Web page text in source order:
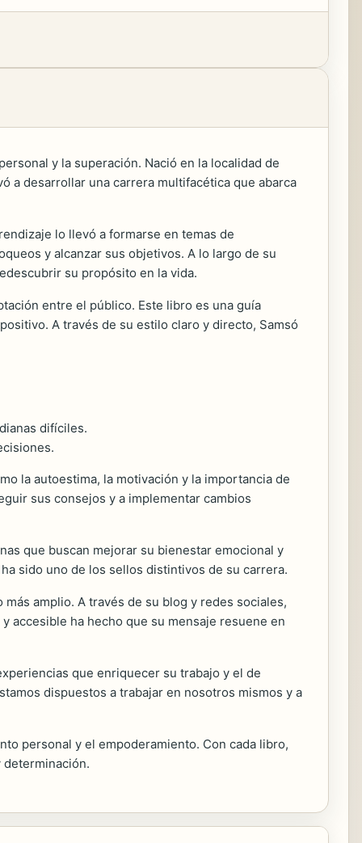
y la superación. Nació en la localidad de
a desarrollar una carrera multifacética que abarca
lo llevó a formarse en temas de
y alcanzar sus objetivos. A lo largo de su
su propósito en la vida.
entre el público. Este libro es una guía
A través de su estilo claro y directo, Samsó
difíciles.
la autoestima, la motivación y la importancia de
sus consejos y a implementar cambios
que buscan mejorar su bienestar emocional y
sido uno de los sellos distintivos de su carrera.
amplio. A través de su blog y redes sociales,
accesible ha hecho que su mensaje resuene en
que enriquecer su trabajo y el de
dispuestos a trabajar en nosotros mismos y a
personal y el empoderamiento. Con cada libro,
determinación.